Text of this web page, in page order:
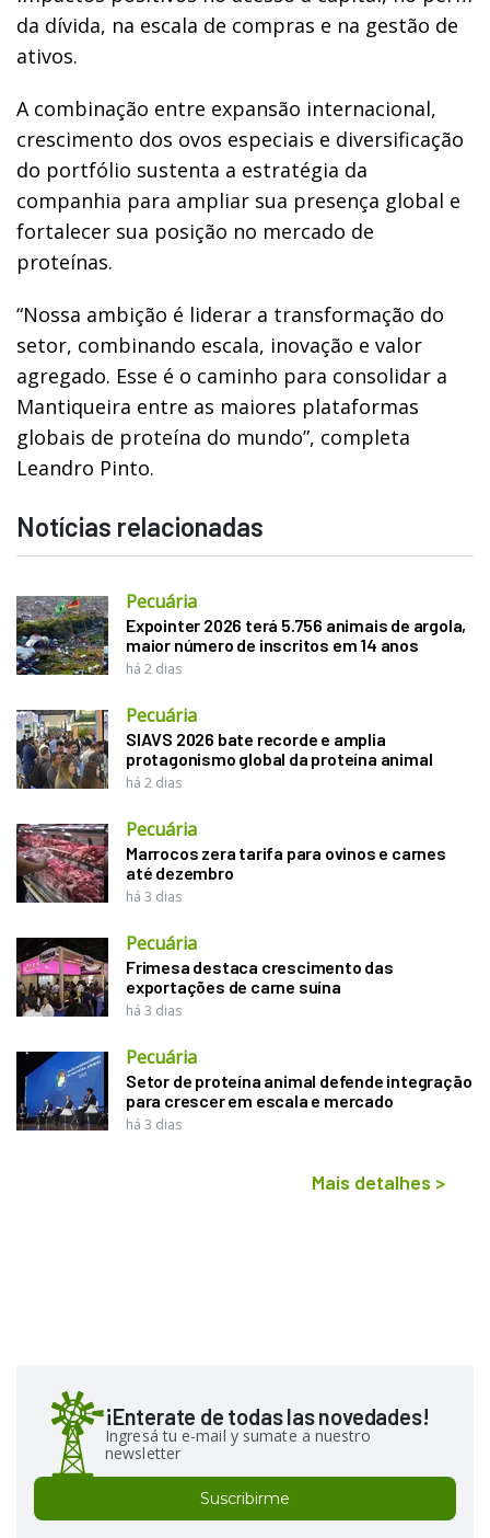
da dívida, na escala de compras e na gestão de
ativos.
A combinação entre expansão internacional,
crescimento dos ovos especiais e diversificação
do portfólio sustenta a estratégia da
companhia para ampliar sua presença global e
fortalecer sua posição no mercado de
proteínas.
“Nossa ambição é liderar a transformação do
setor, combinando escala, inovação e valor
agregado. Esse é o caminho para consolidar a
Mantiqueira entre as maiores plataformas
globais de proteína do mundo”, completa
Leandro Pinto.
Notícias relacionadas
Pecuária
Expointer 2026 terá 5.756 animais de argola,
maior número de inscritos em 14 anos
há 2 dias
Pecuária
SIAVS 2026 bate recorde e amplia
protagonismo global da proteína animal
há 2 dias
Pecuária
Marrocos zera tarifa para ovinos e carnes
até dezembro
há 3 dias
Pecuária
Frimesa destaca crescimento das
exportações de carne suína
há 3 dias
Pecuária
Setor de proteína animal defende integração
para crescer em escala e mercado
há 3 dias
Mais detalhes >
¡Enterate de todas las novedades!
Ingresá tu e-mail y sumate a nuestro
newsletter
Suscribirme